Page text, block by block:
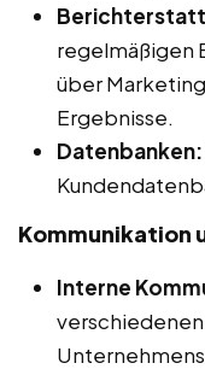
regelmäßigen
über
Ergebnisse.
Datenbanken:
Kommunikation
Interne